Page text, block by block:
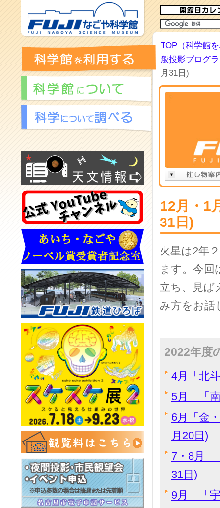
TOP（科学館
般投影プログ
月31日)
12月・1
31日)
火星は2年
ます。今回
立ち、見ば
み方をお話
2022年度
4月「北
5月 「南
6月「金
月20日)
7・8月
31日)
9月 「宇